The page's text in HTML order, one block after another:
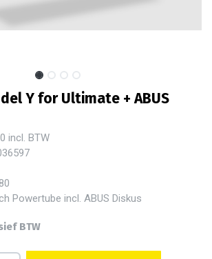
Y for Ultimate + ABUS
incl. BTW
Powertube incl. ABUS Diskus
BTW